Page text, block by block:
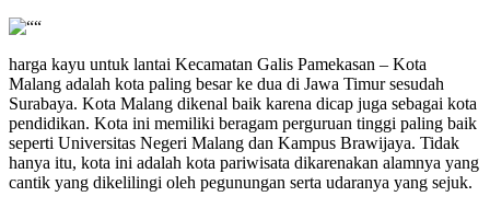
harga kayu untuk lantai Kecamatan Galis Pamekasan – Kota
Malang adalah kota paling besar ke dua di Jawa Timur sesudah
Surabaya. Kota Malang dikenal baik karena dicap juga sebagai kota
pendidikan. Kota ini memiliki beragam perguruan tinggi paling baik
seperti Universitas Negeri Malang dan Kampus Brawijaya. Tidak
hanya itu, kota ini adalah kota pariwisata dikarenakan alamnya yang
cantik yang dikelilingi oleh pegunungan serta udaranya yang sejuk.